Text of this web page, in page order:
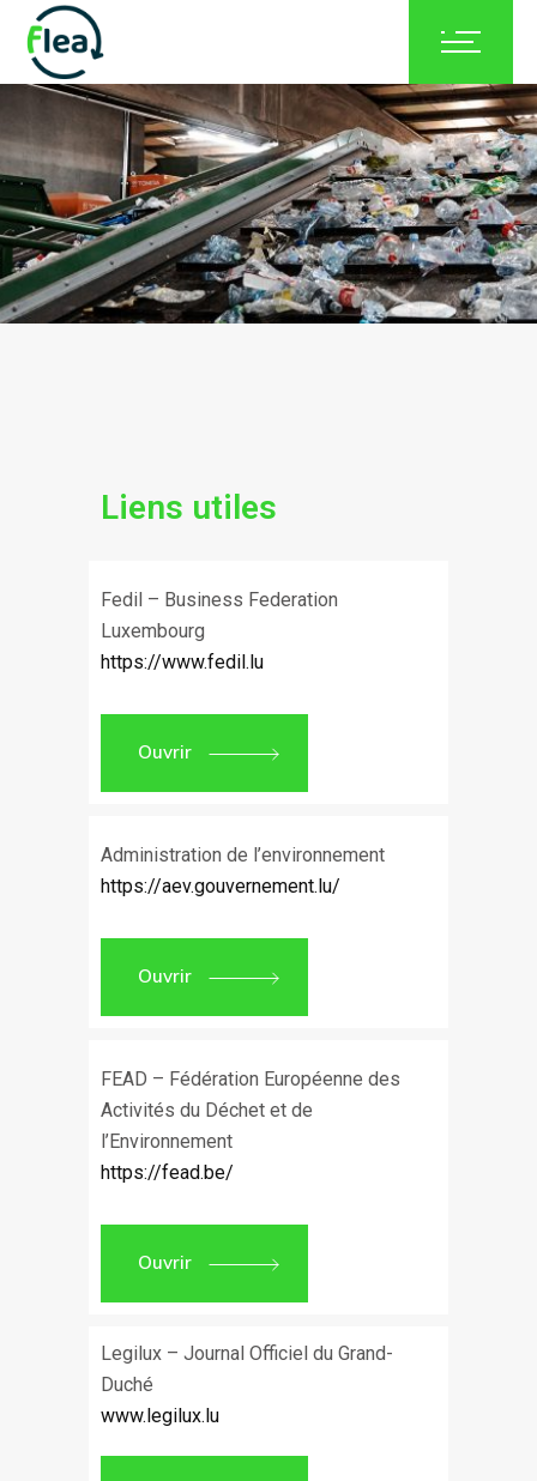
Liens utiles
Liens utiles
Fedil – Business Federation
Luxembourg
https://www.fedil.lu
Ouvrir
Administration de l’environnement
https://aev.gouvernement.lu/
Ouvrir
FEAD – Fédération Européenne des
Activités du Déchet et de
l’Environnement
https://fead.be/
Ouvrir
Legilux – Journal Officiel du Grand-
Duché
www.legilux.lu